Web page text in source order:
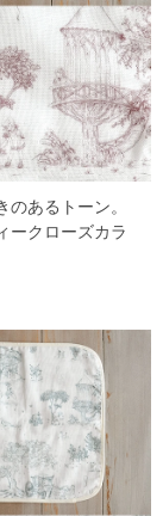
あるトーン。
ークローズカラ